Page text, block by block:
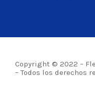
Copyright © 2022 –
– Todos los derechos